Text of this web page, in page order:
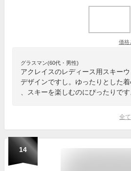
価格
グラスマン(60代・男性)
アクレイスのレディース用スキー
デザインですし。ゆったりとした
、スキーを楽しむのにぴったりです
全
14